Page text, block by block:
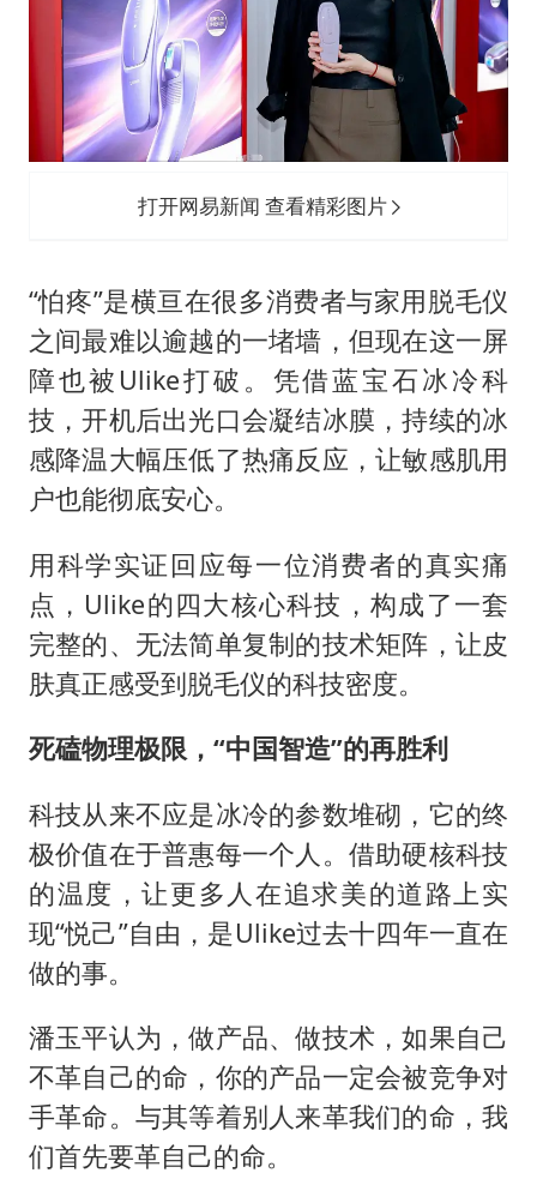
打开网易新闻 查看精彩图片
“怕疼”是横亘在很多消费者与家用脱毛仪
之间最难以逾越的一堵墙，但现在这一屏
障也被Ulike打破。凭借蓝宝石冰冷科
技，开机后出光口会凝结冰膜，持续的冰
感降温大幅压低了热痛反应，让敏感肌用
户也能彻底安心。
用科学实证回应每一位消费者的真实痛
点，Ulike的四大核心科技，构成了一套
完整的、无法简单复制的技术矩阵，让皮
肤真正感受到脱毛仪的科技密度。
死磕物理极限，“中国智造”的再胜利
科技从来不应是冰冷的参数堆砌，它的终
极价值在于普惠每一个人。借助硬核科技
的温度，让更多人在追求美的道路上实
现“悦己”自由，是Ulike过去十四年一直在
做的事。
潘玉平认为，做产品、做技术，如果自己
不革自己的命，你的产品一定会被竞争对
手革命。与其等着别人来革我们的命，我
们首先要革自己的命。